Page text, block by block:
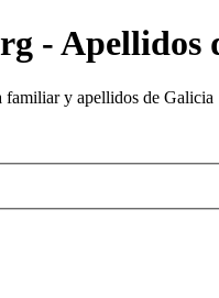
- Apellidos
familiar y apellidos de Galicia